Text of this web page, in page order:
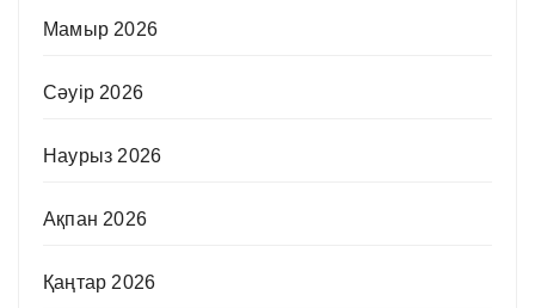
Мамыр 2026
Сәуір 2026
Наурыз 2026
Ақпан 2026
Қаңтар 2026